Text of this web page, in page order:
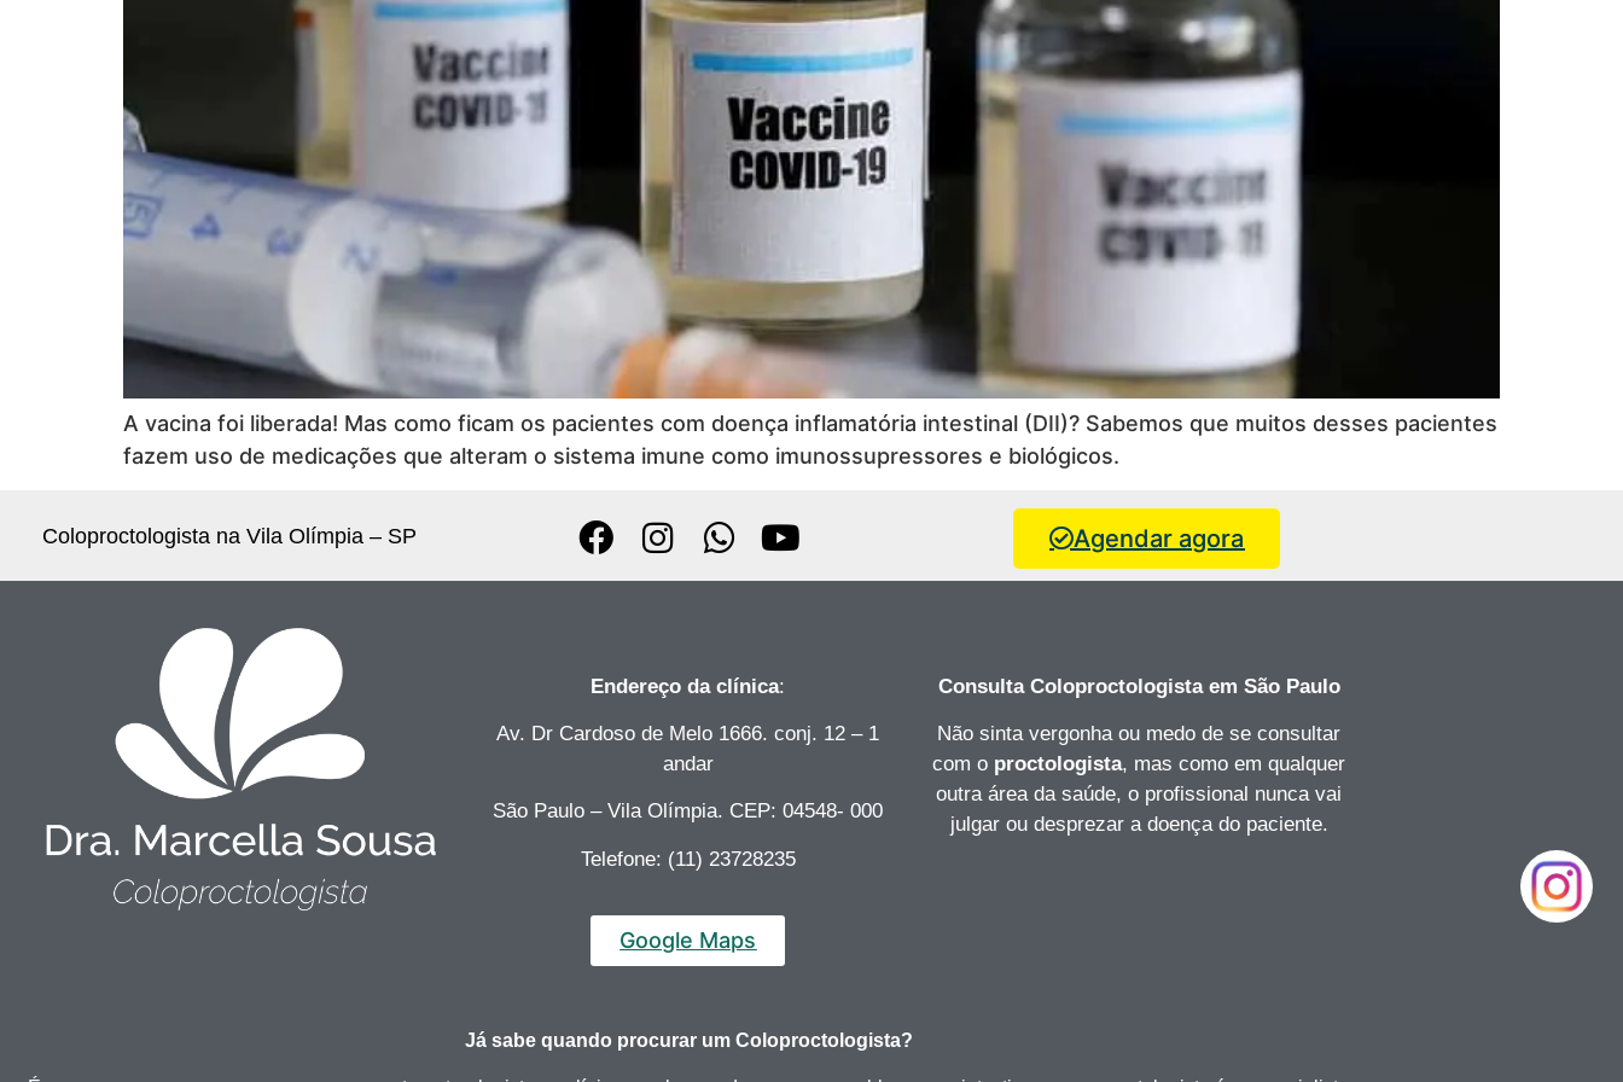
A vacina foi liberada! Mas como ficam os pacientes com doença inflamatória intestinal (DII)? Sabemos que muitos desses pacientes
fazem uso de medicações que alteram o sistema imune como imunossupressores e biológicos.
Coloproctologista na Vila Olímpia – SP Agendar agora
Endereço da clínica:
Av. Dr Cardoso de Melo 1666. conj. 12 – 1
andar
São Paulo – Vila Olímpia. CEP: 04548- 000
Telefone: (11) 23728235
Google Maps
Consulta Coloproctologistaem São Paulo
Não sinta vergonha ou medo de se consultar
com o proctologista, mas como em qualquer
outra área da saúde, o profissional nunca vai
julgar ou desprezar a doença do paciente.
Já sabe quando procurar um Coloproctologista?